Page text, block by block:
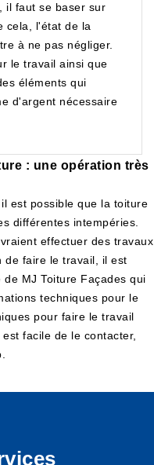
il faut se baser sur
cela, l'état de la
à ne pas négliger.
le travail ainsi que
éléments qui
d'argent nécessaire
: une opération très
est possible que la toiture
différentes intempéries.
effectuer des travaux
de faire le travail, il est
MJ Toiture Façades qui
techniques pour le
pour faire le travail
facile de le contacter,